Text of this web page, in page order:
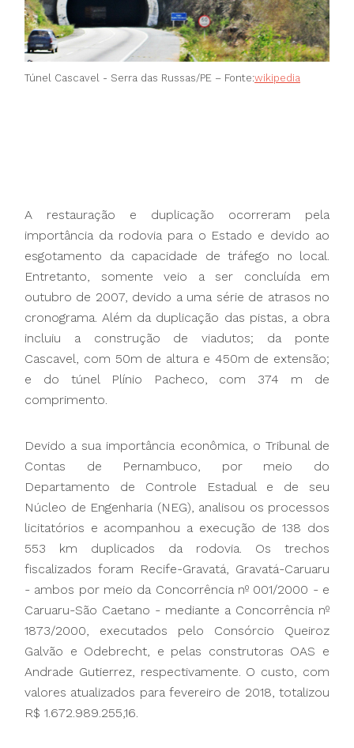
Túnel Cascavel - Serra das Russas/PE – Fonte:wikipedia
A restauração e duplicação ocorreram pela
importância da rodovia para o Estado e devido ao
esgotamento da capacidade de tráfego no local.
Entretanto, somente veio a ser concluída em
outubro de 2007, devido a uma série de atrasos no
cronograma. Além da duplicação das pistas, a obra
incluiu a construção de viadutos; da ponte
Cascavel, com 50m de altura e 450m de extensão;
e do túnel Plínio Pacheco, com 374 m de
comprimento.
Devido a sua importância econômica, o Tribunal de
Contas de Pernambuco, por meio do
Departamento de Controle Estadual e de seu
Núcleo de Engenharia (NEG), analisou os processos
licitatórios e acompanhou a execução de 138 dos
553 km duplicados da rodovia. Os trechos
fiscalizados foram Recife-Gravatá, Gravatá-Caruaru
- ambos por meio da Concorrência nº 001/2000 - e
Caruaru-São Caetano - mediante a Concorrência nº
1873/2000, executados pelo Consórcio Queiroz
Galvão e Odebrecht, e pelas construtoras OAS e
Andrade Gutierrez, respectivamente. O custo, com
valores atualizados para fevereiro de 2018, totalizou
R$ 1.672.989.255,16.